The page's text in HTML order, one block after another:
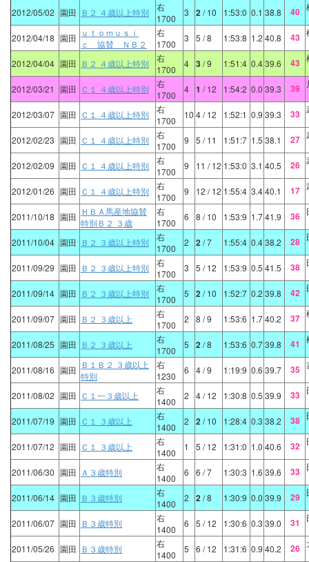
2012/05/02 園田 Ｂ２ ４歳以上特別
右
1700
3 2/ 10 1:53:0 0.1 38.8 40
2012/04/18 園田 ｕｔｏｍｕｓｉ
ｃ 協賛 ＮＢ２
右
1700
3 5 / 8 1:53:8 1.2 40.8 43
2012/04/04 園田 Ｂ２ ４歳以上特別
右
1700
4 3/ 9 1:51:4 0.439.6 43
2012/03/21 園田 Ｃ１ ４歳以上特別
右
1700
4 1 / 12 1:54:2 0.0 39.3 39
2012/03/07 園田 Ｃ１ ４歳以上特別
右
1700
10 4/ 12 1:52:1 0.9 39.3 33
2012/02/23 園田 Ｃ１ ４歳以上特別
右
1700
9 5 / 11 1:51:7 1.5 38.1 27
2012/02/09 園田 Ｃ１ ４歳以上特別
右
1700
9 11 / 12 1:53:0 3.1 40.5 26
2012/01/26 園田 Ｃ１ ４歳以上特別
右
1700
9 12 / 12 1:55:4 3.440.1 17
2011/10/18 園田 ＨＢＡ馬産地協賛
特別Ｂ２ ３歳
右
1700
6 8 / 10 1:53:9 1.741.9 36
2011/10/04 園田 Ｂ２ ３歳以上特別
右
1700
2 2/ 7 1:55:4 0.438.2 28
2011/09/29 園田 Ｂ２ ３歳以上特別
右
1700
3 5 / 12 1:53:9 0.5 41.5 38
2011/09/14 園田 Ｂ２ ３歳以上特別
右
1700
5 2/ 10 1:52:7 0.2 39.8 42
2011/09/07 園田 Ｂ２ ３歳以上
右
1700
2 8 / 9 1:53:6 1.740.2 37
2011/08/25 園田 Ｂ２ ３歳以上
右
1700
5 2/ 8 1:53:6 0.739.8 41
2011/08/16 園田 Ｂ１Ｂ２ ３歳以上
特別
右
1230
6 4/ 9 1:19:9 0.6 39.7 35
2011/08/02 園田 Ｃ１一３歳以上
右
1400
2 4/ 12 1:30:8 0.5 39.9 33
2011/07/19 園田 Ｃ１ ３歳以上
右
1400
2 2/ 10 1:28:4 0.3 38.2 38
2011/07/12 園田 Ｃ１ ３歳以上
右
1400
1 5 / 12 1:31:0 1.0 40.6 32
2011/06/30 園田 Ａ３歳特別
右
1400
6 6 / 7 1:30:3 1.6 39.6 33
2011/06/14 園田 Ｂ３歳特別
右
1400
2 2/ 8 1:30:9 0.0 39.9 29
2011/06/07 園田 Ｂ３歳特別
右
1400
6 5 / 12 1:30:6 0.3 39.0 31
2011/05/26 園田 Ｂ３歳特別
右
1400
5 6 / 12 1:31:6 0.9 40.2 26